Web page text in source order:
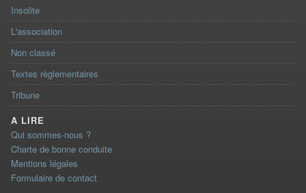
Insolite
L'association
Non classé
Textes règlementaires
Tribune
A LIRE
Qui sommes-nous ?
Charte de bonne conduite
Mentions légales
Formulaire de contact